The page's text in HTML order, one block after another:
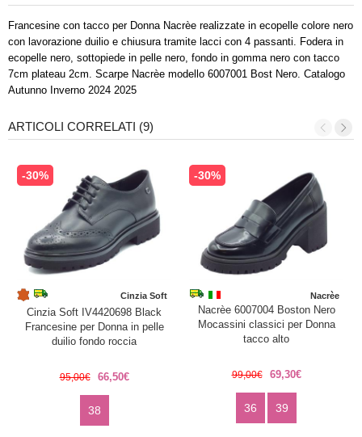
Francesine con tacco per Donna Nacrèe realizzate in ecopelle colore nero
con lavorazione duilio e chiusura tramite lacci con 4 passanti. Fodera in
ecopelle nero, sottopiede in pelle nero, fondo in gomma nero con tacco
7cm plateau 2cm. Scarpe Nacrèe modello 6007001 Bost Nero. Catalogo
Autunno Inverno 2024 2025
ARTICOLI CORRELATI (9)
-30%
Cinzia Soft
Cinzia Soft IV4420698 Black
Francesine per Donna in pelle
duilio fondo roccia
95,00€ 66,50€
38
-30%
Nacrèe
Nacrèe 6007004 Boston Nero
Mocassini classici per Donna
tacco alto
99,00€ 69,30€
36 39